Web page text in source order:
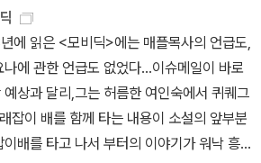
낭만이 있습니다. 필사적으로 맞서지 않
상대와의 대결, 십중팔구는 패배할 대결에
습니다. 현대는 감수할 위험도, 필요한 용기
. 무모한 도전자들의 광기, 그 너머로 그리
건 바다의 신기루를 오래 마주한 탓이겠지
무용담에 사로잡힌 '하먼 멜빌'이 이 소설
시하는 일등항해사의 이름을 '스타벅'이라
타벅스]의 공동 설립자인 '제럴드 볼드
던 소설, [모비딕]의 일등항해사의 이름을
는 것이다.​고래잡이배에 오르는 젊은이들
럼 그렇게 낭만적이었는지는 모르겠으나실
허우적거리다 결국 죽음으로 생을 마감하
다. 더구나 자신의 목적을 위해 나머지 선
켜버리는 운명을 알면서도 스스로의 의지
'샌델'의 윤리학적 가치들을 끌어오지 않아
는날 것 그대로의(문명화의 세례를 받지 못
.그럼에도 돈과 물질에 속박되어, 영원히 자
것을 받아낼 때까지 떠나지 않을 기세를
로 얻은 딸이 있다는 사실도 기억나지 않는
제 빚을 갚으시지.”라는 팻말까지 들고 와
는 모든 것이 적절히 계산되고 의도된 계획
. 아니, 그런데 교수의 대응 방식도 만만치
사람들을 쫓아내는 게 아닌가! 아직 벵크하
에 읽은 <모비딕>에는 매플목사의 언급도,
에 관한 언급도 없었다...이슈메일이 바로
상과 달리,그는 허름한 여인숙에서 퀴퀘그
잡이 배를 함께 타는 내용이 소설의 앞부분
배를 타고 나서 부터의 이야기가 워낙 흥